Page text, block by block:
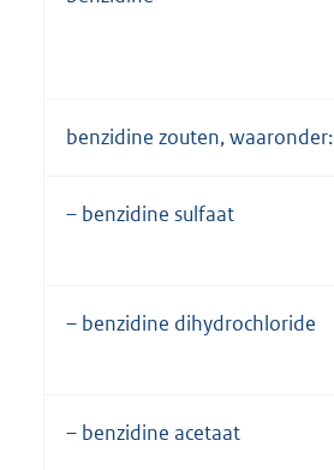
benzidine zouten, waaronder:
– benzidine sulfaat
– benzidine dihydrochloride
– benzidine acetaat